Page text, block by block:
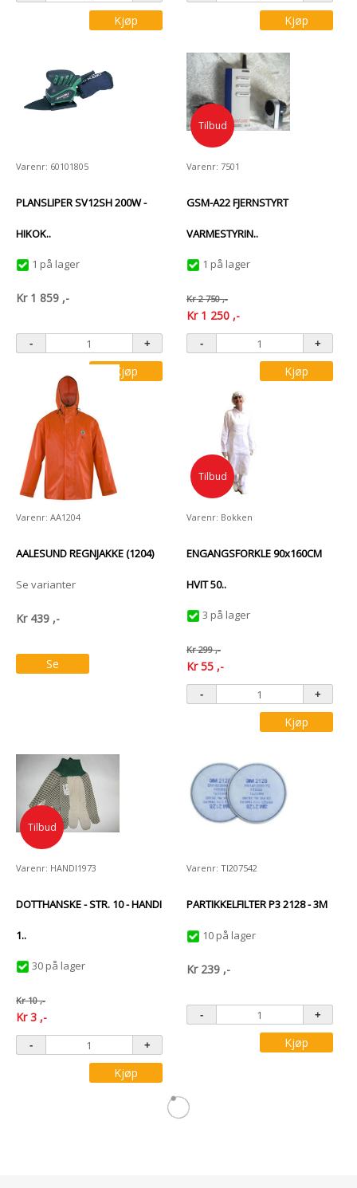
Kjøp Kjøp
Varenr: 60101805
PLANSLIPER SV12SH 200W -
HIKOK..
1 på lager
Kr 1 859 ,-
Kjøp
Tilbud
Varenr: 7501
GSM-A22 FJERNSTYRT
VARMESTYRIN..
1 på lager
Kr2 750,-
Kr 1 250 ,-
Kjøp
Varenr: AA1204
AALESUND REGNJAKKE (1204)
Se varianter
Kr 439 ,-
Se
Tilbud
Varenr: Bokken
ENGANGSFORKLE 90x160CM
HVIT 50..
3 på lager
Kr299,-
Kr55 ,-
Kjøp
Tilbud
Varenr: HANDI1973
DOTTHANSKE - STR. 10 - HANDI
1..
30 på lager
Kr10,-
Kr3 ,-
Kjøp
Varenr: TI207542
PARTIKKELFILTER P3 2128 - 3M
10 på lager
Kr 239 ,-
Kjøp